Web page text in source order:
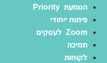
הטמעת Priority
פיתוח ייחודי
Zoom לעסקים
תמיכה
לקוחות